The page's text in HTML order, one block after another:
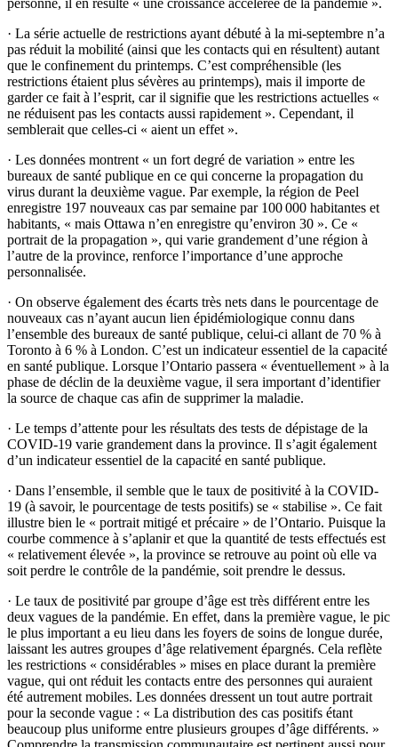
personne, il en résulte « une croissance accélérée de la pandémie ».
· La série actuelle de restrictions ayant débuté à la mi-septembre n’a
pas réduit la mobilité (ainsi que les contacts qui en résultent) autant
que le confinement du printemps. C’est compréhensible (les
restrictions étaient plus sévères au printemps), mais il importe de
garder ce fait à l’esprit, car il signifie que les restrictions actuelles «
ne réduisent pas les contacts aussi rapidement ». Cependant, il
semblerait que celles-ci « aient un effet ».
· Les données montrent « un fort degré de variation » entre les
bureaux de santé publique en ce qui concerne la propagation du
virus durant la deuxième vague. Par exemple, la région de Peel
enregistre 197 nouveaux cas par semaine par 100 000 habitantes et
habitants, « mais Ottawa n’en enregistre qu’environ 30 ». Ce «
portrait de la propagation », qui varie grandement d’une région à
l’autre de la province, renforce l’importance d’une approche
personnalisée.
· On observe également des écarts très nets dans le pourcentage de
nouveaux cas n’ayant aucun lien épidémiologique connu dans
l’ensemble des bureaux de santé publique, celui-ci allant de 70 % à
Toronto à 6 % à London. C’est un indicateur essentiel de la capacité
en santé publique. Lorsque l’Ontario passera « éventuellement » à la
phase de déclin de la deuxième vague, il sera important d’identifier
la source de chaque cas afin de supprimer la maladie.
· Le temps d’attente pour les résultats des tests de dépistage de la
COVID-19 varie grandement dans la province. Il s’agit également
d’un indicateur essentiel de la capacité en santé publique.
· Dans l’ensemble, il semble que le taux de positivité à la COVID-
19 (à savoir, le pourcentage de tests positifs) se « stabilise ». Ce fait
illustre bien le « portrait mitigé et précaire » de l’Ontario. Puisque la
courbe commence à s’aplanir et que la quantité de tests effectués est
« relativement élevée », la province se retrouve au point où elle va
soit perdre le contrôle de la pandémie, soit prendre le dessus.
· Le taux de positivité par groupe d’âge est très différent entre les
deux vagues de la pandémie. En effet, dans la première vague, le pic
le plus important a eu lieu dans les foyers de soins de longue durée,
laissant les autres groupes d’âge relativement épargnés. Cela reflète
les restrictions « considérables » mises en place durant la première
vague, qui ont réduit les contacts entre des personnes qui auraient
été autrement mobiles. Les données dressent un tout autre portrait
pour la seconde vague : « La distribution des cas positifs étant
beaucoup plus uniforme entre plusieurs groupes d’âge différents. »